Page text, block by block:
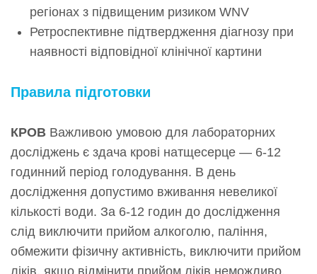
регіонах з підвищеним ризиком WNV
Ретроспективне підтвердження діагнозу при
наявності відповідної клінічної картини
Правила підготовки
КРОВ Важливою умовою для лабораторних
досліджень є здача крові натщесерце — 6-12
годинний період голодування. В день
дослідження допустимо вживання невеликої
кількості води. За 6-12 годин до дослідження
слід виключити прийом алкоголю, паління,
обмежити фізичну активність, виключити прийом
ліків, якщо відмінити прийом ліків неможливо,